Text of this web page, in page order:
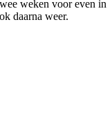
weken voor even in
daarna weer.